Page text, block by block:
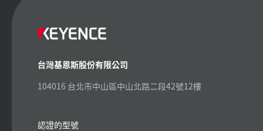
台灣基恩斯股份有限公司
104016 台北市中山區中山北路二段42號12樓
認證的型號